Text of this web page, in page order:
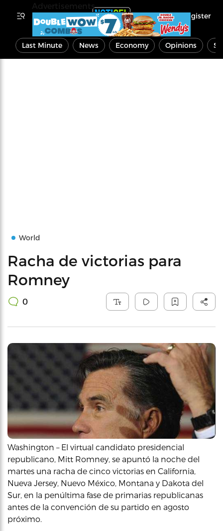
Register
Last Minute News Economy Opinions
World
Racha de victorias para
Romney
0
Washington – El virtual candidato presidencial
republicano, Mitt Romney, se apuntó la noche del
martes una racha de cinco victorias en California,
Nueva Jersey, Nuevo México, Montana y Dakota del
Sur, en la penúltima fase de primarias republicanas
antes de la convención de su partido en agosto
próximo.
Advertisements